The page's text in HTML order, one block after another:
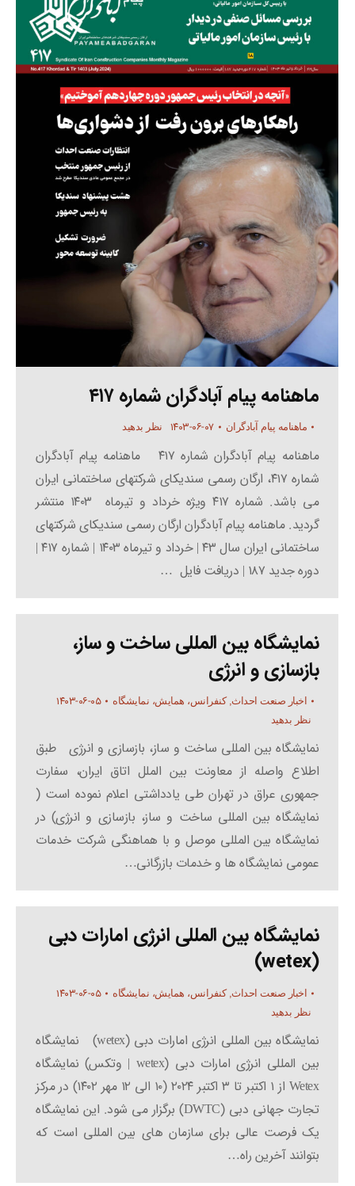
ماهنامه پیام آبادگران شماره ۴۱۷
ماهنامه پیام آبادگران ۱۴۰۳-۰۶-۰۷ نظر بدهید
ماهنامه پیام آبادگران شماره ۴۱۷ ماهنامه پیام آبادگران
شماره ۴۱۷، ارگان رسمی سندیکای شرکتهای ساختمانی ایران
می باشد. شماره ۴۱۷ ویژه خرداد و تیرماه ۱۴۰۳ منتشر
گردید. ماهنامه پیام آبادگران ارگان رسمی سندیکای شرکتهای
ساختمانی ایران سال ۴۳ | خرداد و تیرماه ۱۴۰۳ | شماره ۴۱۷ |
دوره جدید ۱۸۷ | دریافت فایل …
نمایشگاه بین المللی ساخت و ساز،
بازسازی و انرژی
اخبار صنعت احداث,کنفرانس، همایش، نمایشگاه ۱۴۰۳-۰۶-۰۵
نظر بدهید
نمایشگاه بین المللی ساخت و ساز، بازسازی و انرژی طبق
اطلاع واصله از معاونت بین الملل اتاق ایران، سفارت
جمهوری عراق در تهران طی یادداشتی اعلام نموده است (
نمایشگاه بین المللی ساخت و ساز، بازسازی و انرژی) در
نمایشگاه بین المللی موصل و با هماهنگی شرکت خدمات
عمومی نمایشگاه ها و خدمات بازرگانی…
نمایشگاه بین المللی انرژی امارات دبی
(wetex)
اخبار صنعت احداث,کنفرانس، همایش، نمایشگاه ۱۴۰۳-۰۶-۰۵
نظر بدهید
نمایشگاه بین المللی انرژی امارات دبی (wetex) نمایشگاه
بین المللی انرژی امارات دبی (wetex | وتکس) نمایشگاه
Wetex از ۱ اکتبر تا ۳ اکتبر ۲۰۲۴ (۱۰ الی ۱۲ مهر ۱۴۰۲) در مرکز
تجارت جهانی دبی (DWTC) برگزار می شود. این نمایشگاه
یک فرصت عالی برای سازمان های بین المللی است که
بتوانند آخرین راه…